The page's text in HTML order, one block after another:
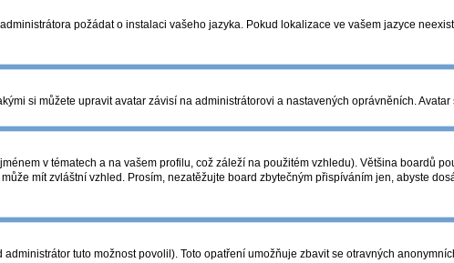
požádat o instalaci vašeho jazyka. Pokud lokalizace ve vašem jazyce
si můžete upravit avatar závisí na administrátorovi a nastavených oprávněních.
v tématech a na vašem profilu, což záleží na použitém vzhledu). Většina boardů
mít zvláštní vzhled. Prosím, nezatěžujte board zbytečným přispíváním jen, abyste
tuto možnost povolil). Toto opatření umožňuje zbavit se otravných